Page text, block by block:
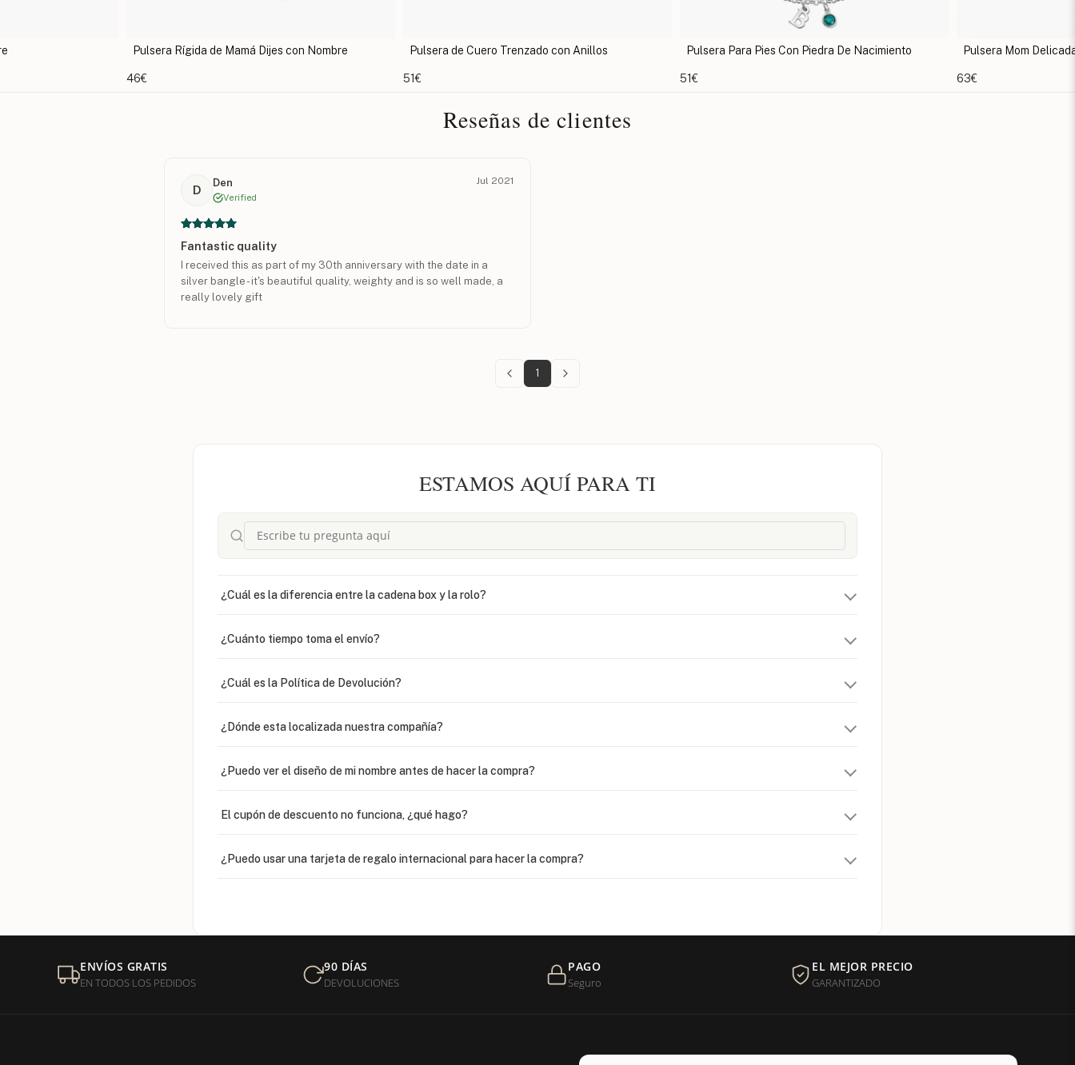
Pulsera con
63€
con Nombre Pulsera de Cuero Trenzado con Anillos
51€
Pulsera Para Pies Con Piedra De Nacimiento
51€
Pulsera Mom Delicada
63€
Reseñas de clientes
D
Den
Verified
Jul 2021
Fantastic quality
I received this as part of my 30th anniversary with the date in a
silver bangle - it's beautiful quality, weighty and is so well made, a
really lovely gift
1
ESTAMOS AQUÍ PARA TI
¿Cuál es la diferencia entre la cadena box y la rolo?
¿Cuánto tiempo toma el envío?
¿Cuál es la Política de Devolución?
¿Dónde esta localizada nuestra compañía?
¿Puedo ver el diseño de mi nombre antes de hacer la compra?
El cupón de descuento no funciona, ¿qué hago?
¿Puedo usar una tarjeta de regalo internacional para hacer la compra?
¿Sus productos son libres de níquel?
ENVÍOS GRATIS
EN TODOS LOS PEDIDOS
90 DÍAS
DEVOLUCIONES
PAGO
Seguro
EL MEJOR PRECIO
GARANTIZADO